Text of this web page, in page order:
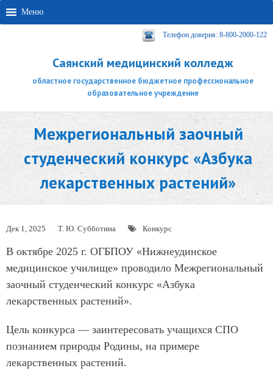
Меню
Телефон доверия: 8-800-2000-122
Саянский медицинский колледж
областное государственное бюджетное профессиональное
образовательное учреждение
Межрегиональный заочный
студенческий конкурс «Азбука
лекарственных растений»
Дек 1, 2025 Т. Ю. Субботина Конкурс
В октябре 2025 г. ОГБПОУ «Нижнеудинское
медицинское училище» проводило Межрегиональный
заочный студенческий конкурс «Азбука
лекарственных растений».
Цель конкурса — заинтересовать учащихся СПО
познанием природы Родины, на примере
лекарственных растений.